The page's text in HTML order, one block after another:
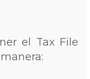
el Tax File